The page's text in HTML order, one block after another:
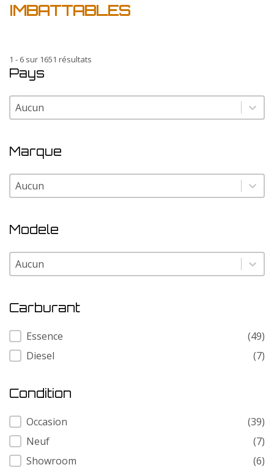
IMBATTABLES
1 - 6 sur 1651 résultats
Pays
Pays
Pays
Marque
Marque
Marque
Modele
Modele
Modele
Carburant
Carburant
Essence
(49)
Diesel
(7)
Condition
Condition
Occasion
(39)
Neuf
(7)
Showroom
(6)